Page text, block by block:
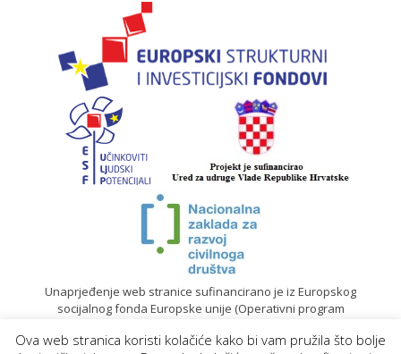
Unaprjeđenje web stranice sufinancirano je iz Europskog
socijalnog fonda Europske unije (Operativni program
Ova web stranica koristi kolačiće kako bi vam pružila što bolje